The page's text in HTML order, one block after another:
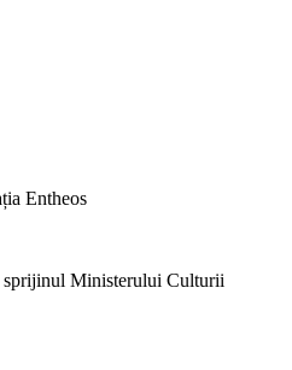
Entheos
sprijinul Ministerului Culturii